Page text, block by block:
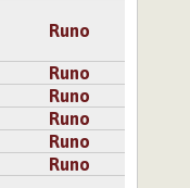
Runo
Runo
Runo
Runo
Runo
Runo